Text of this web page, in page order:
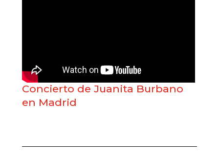
Concierto de Juanita Burbano
en Madrid